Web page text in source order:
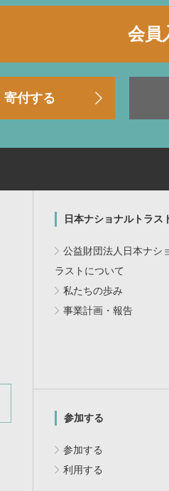
会員
寄付する
日本ナショナルトラス
公益財団法人日本ナシ
ラストについて
私たちの歩み
事業計画・報告
参加する
参加する
利用する